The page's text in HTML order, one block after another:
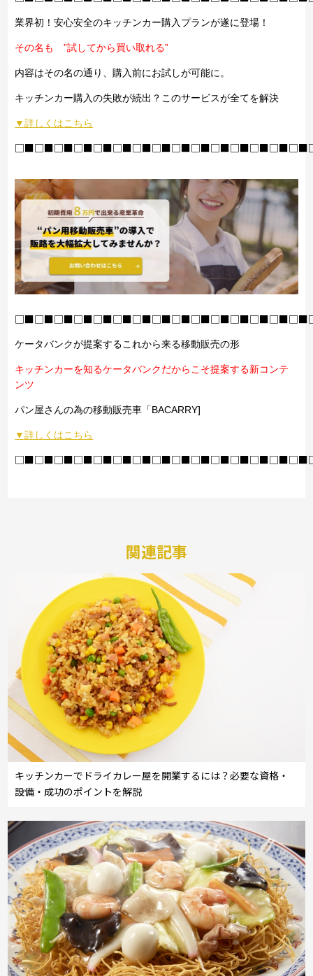
業界初！安心安全のキッチンカー購入プランが遂に登場！
その名も ”試してから買い取れる”
内容はその名の通り、購入前にお試しが可能に。
キッチンカー購入の失敗が続出？このサービスが全てを解決
▼詳しくはこちら
ケータバンクが提案するこれから来る移動販売の形
キッチンカーを知るケータバンクだからこそ提案する新コンテ
ンツ
パン屋さんの為の移動販売車「BACARRY]
▼詳しくはこちら
関連記事
キッチンカーでドライカレー屋を開業するには？必要な資格・
設備・成功のポイントを解説